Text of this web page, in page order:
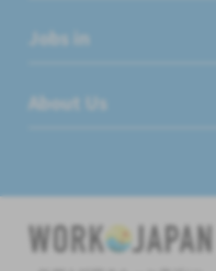
Jobs in
About Us